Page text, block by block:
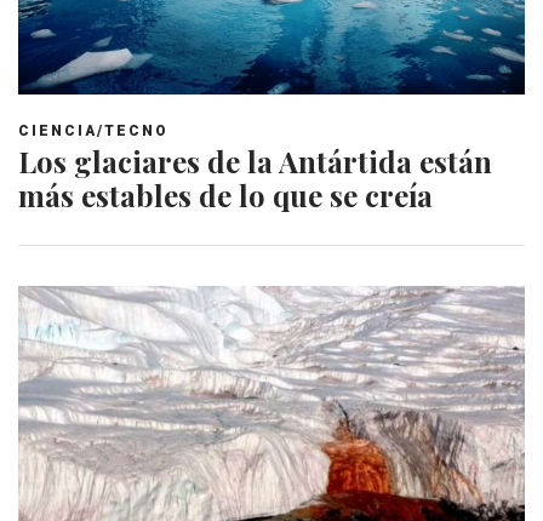
CIENCIA/TECNO
Los glaciares de la Antártida están
más estables de lo que se creía